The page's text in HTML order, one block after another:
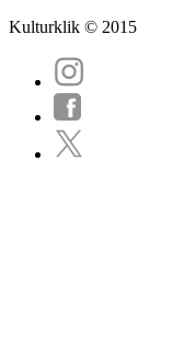
Kulturklik © 2015